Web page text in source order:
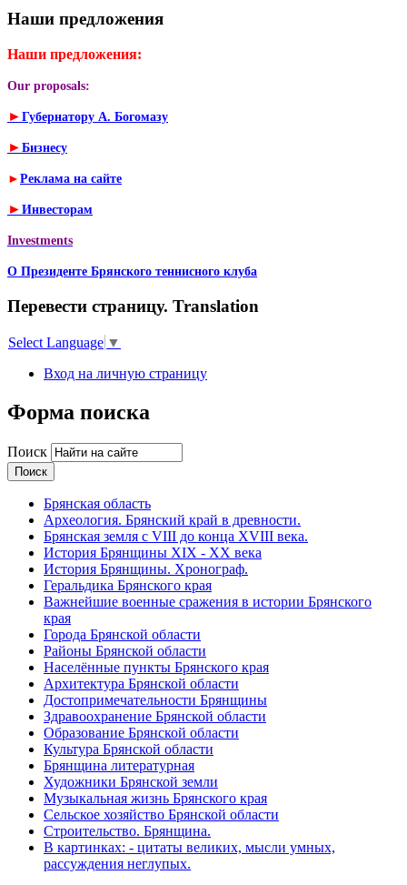
Наши предложения
Наши предложения:
Our proposals:
► Губернатору А. Богомазу
► Бизнесу
► Реклама на сайте
► Инвесторам
Investments
О Президенте Брянского теннисного клуба
Перевести страницу. Translation
Select Language ▼
Вход на личную страницу
Форма поиска
Поиск
Брянская область
Археология. Брянский край в древности.
Брянская земля с VIII до конца XVIII века.
История Брянщины XIX - XX века
История Брянщины. Хронограф.
Геральдика Брянского края
Важнейшие военные сражения в истории Брянского
края
Города Брянской области
Районы Брянской области
Населённые пункты Брянского края
Архитектура Брянской области
Достопримечательности Брянщины
Здравоохранение Брянской области
Образование Брянской области
Культура Брянской области
Брянщина литературная
Художники Брянской земли
Музыкальная жизнь Брянского края
Сельское хозяйство Брянской области
Строительство. Брянщина.
В картинках: - цитаты великих, мысли умных,
рассуждения неглупых.